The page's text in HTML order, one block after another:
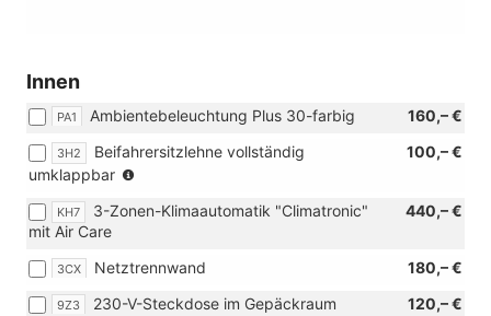
Innen
PA1 160,– €
Ambientebeleuchtung Plus 30-farbig
3H2 100,– €
Beifahrersitzlehne vollständig
umklappbar
Verbindung
ergoActive
Sitzpaket
KH7 440,– €
3-Zonen-Klimaautomatik "Climatronic"
mit Air Care
3CX 180,– €
Netztrennwand
9Z3 120,– €
230-V-Steckdose im Gepäckraum